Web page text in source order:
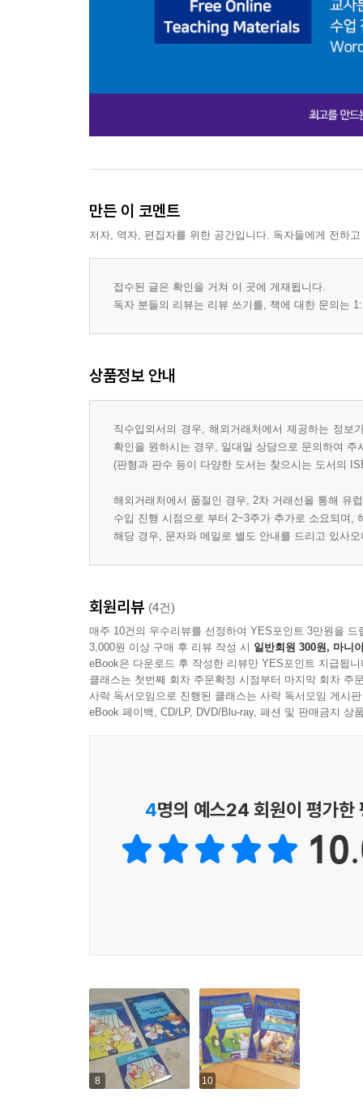
만든 이 코멘트
저자, 역자, 편집자를 위한 공간입니다. 독자들에게 전하
접수된 글은 확인을 거쳐 이 곳에 게재됩니다.
독자 분들의 리뷰는 리뷰 쓰기를, 책에 대한 문의는
상품정보 안내
직수입외서의 경우, 해외거래처에서 제공하는 정
확인을 원하시는 경우, 일대일 상담으로 문의하여 주
(판형과 판수 등이 다양한 도서는 찾으시는 도서의
해외거래처에서 품절인 경우, 2차 거래선을 통해 유
수입 진행 시점으로 부터 2~3주가 추가로 소요되며,
해당 경우, 문자와 메일로 별도 안내를 드리고 있사
회원리뷰 (4건)
매주 10건의 우수리뷰를 선정하여 YES포인트 3만원을 드
3,000원 이상 구매 후 리뷰 작성 시 일반회원 300원, 마니
eBook은 다운로드 후 작성한 리뷰만 YES포인트 지급됩니
클래스는 첫번째 회차 주문확정 시점부터 마지막 회차 주
사락 독서모임으로 진행된 클래스는 사락 독서모임 게시
eBook 페이백, CD/LP, DVD/Blu-ray, 패션 및 판매금지 상
4명의 예스24 회원이 평가한
8 10